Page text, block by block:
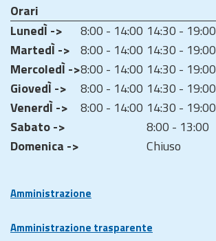
Orari
LunedÌ ->
8:00 - 14:00 14:30 - 19:00
MartedÌ -> 8:00 - 14:00 14:30 - 19:00
MercoledÌ ->8:00 - 14:00 14:30 - 19:00
GiovedÌ ->
8:00 - 14:00 14:30 - 19:00
VenerdÌ ->
8:00 - 14:00 14:30 - 19:00
Sabato ->
8:00 - 13:00
Domenica ->
Chiuso
Amministrazione
Amministrazione trasparente